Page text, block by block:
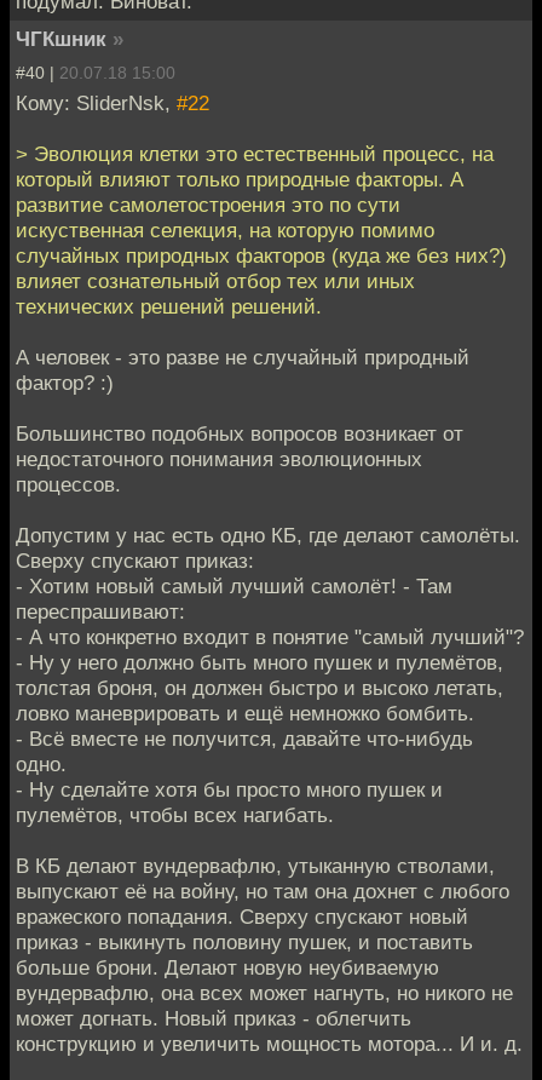
ЧГКшник »
#40 | 20.07.18 15:00
Кому: SliderNsk, #22
> Эволюция клетки это естественный процесс, на
который влияют только природные факторы. А
развитие самолетостроения это по сути
искуственная селекция, на которую помимо
случайных природных факторов (куда же без них?)
влияет сознательный отбор тех или иных
технических решений решений.
А человек - это разве не случайный природный
фактор? :)
Большинство подобных вопросов возникает от
недостаточного понимания эволюционных
процессов.
Допустим у нас есть одно КБ, где делают самолёты.
Сверху спускают приказ:
- Хотим новый самый лучший самолёт! - Там
переспрашивают:
- А что конкретно входит в понятие "самый лучший"?
- Ну у него должно быть много пушек и пулемётов,
толстая броня, он должен быстро и высоко летать,
ловко маневрировать и ещё немножко бомбить.
- Всё вместе не получится, давайте что-нибудь
одно.
- Ну сделайте хотя бы просто много пушек и
пулемётов, чтобы всех нагибать.
В КБ делают вундервафлю, утыканную стволами,
выпускают её на войну, но там она дохнет с любого
вражеского попадания. Сверху спускают новый
приказ - выкинуть половину пушек, и поставить
больше брони. Делают новую неубиваемую
вундервафлю, она всех может нагнуть, но никого не
может догнать. Новый приказ - облегчить
конструкцию и увеличить мощность мотора... И и. д.